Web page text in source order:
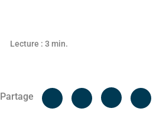
Lecture : 3 min.
Partage
Facebook